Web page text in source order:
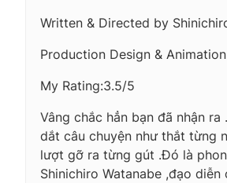
Written & Directed by
Production Design &
My Rating:3.5/5
Vâng chắc hẳn bạn đã nhận ra
dắt câu chuyện như thắt từng
lượt gỡ ra từng gút .Đó là
Shinichiro Watanabe ,đạo diễn